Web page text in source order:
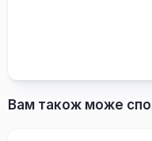
Вам також може